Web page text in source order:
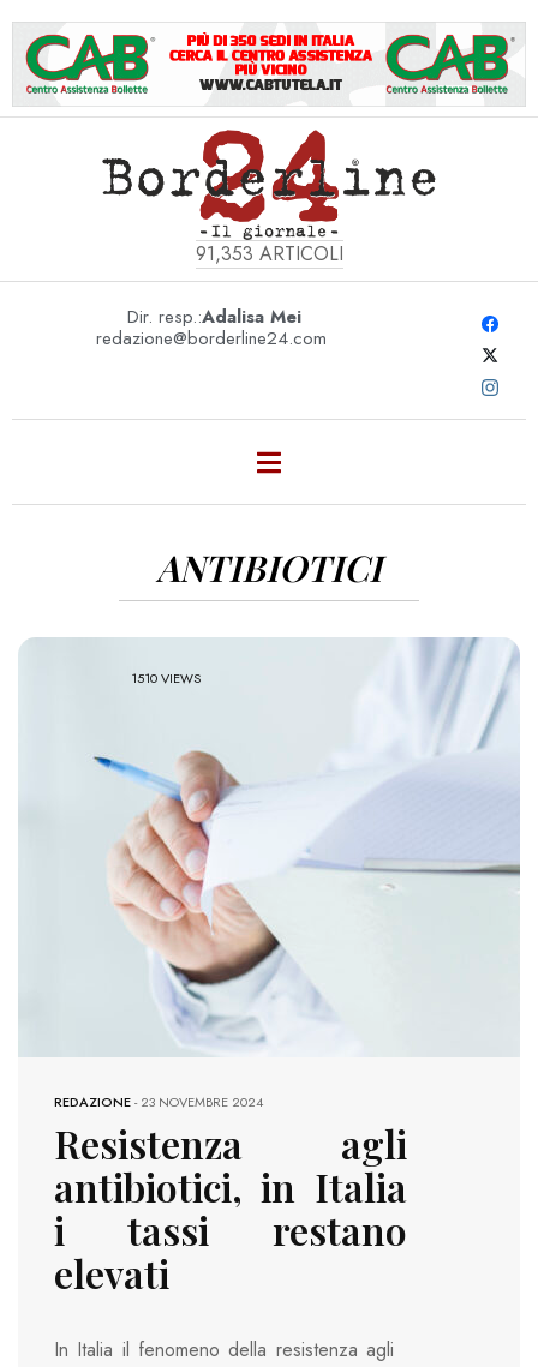
91,353 ARTICOLI
Dir. resp.:Adalisa Mei
redazione@borderline24.com
ANTIBIOTICI
1510 VIEWS
REDAZIONE-23 NOVEMBRE 2024
Resistenza agli
antibiotici, in Italia
i tassi restano
elevati
In Italia il fenomeno della resistenza agli